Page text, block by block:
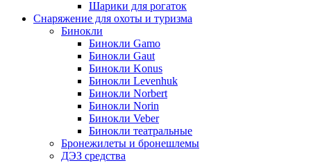
Шарики для рогаток
Снаряжение для охоты и туризма
Бинокли
Бинокли Gamo
Бинокли Gaut
Бинокли Konus
Бинокли Levenhuk
Бинокли Norbert
Бинокли Norin
Бинокли Veber
Бинокли театральные
Бронежилеты и бронешлемы
ДЭЗ средства